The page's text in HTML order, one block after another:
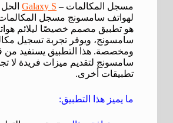
مسجل المكالمات – Galaxy Sالحل
هو تطبيق مصمم خصيصًا ليلائم
سامسونج، ويوفر تجربة تسجيل
ومخصصة. هذا التطبيق يستفيد من
سامسونج لتقديم ميزات فريدة لا
تطبيقات أخرى.
ما يميز هذا التطبيق: